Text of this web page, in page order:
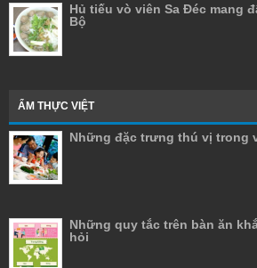
Hủ tiếu vò viên Sa Đéc mang
Bộ
ẨM THỰC VIỆT
Những đặc trưng thú vị trong
Những quy tắc trên bàn ăn
hỏi